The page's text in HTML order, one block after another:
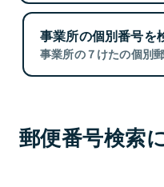
事業所の個別番号を
事業所の７けたの個別
郵便番号検索